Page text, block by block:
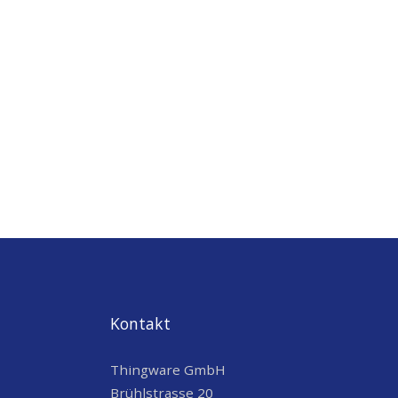
Kontakt
Thingware GmbH
Brühlstrasse 20